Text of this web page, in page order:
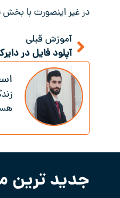
در غیر اینصورت با بخش
آموزش قبلی
آپلود فایل در
جدید ترین